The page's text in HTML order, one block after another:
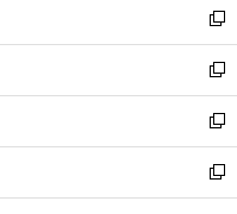
く
で
開
く
ド
ウ
で
開
く
ィ
ン
ド
ウ
で
開
く
い
ウ
ィ
ン
ド
ウ
で
開
新
し
い
ウ
ィ
ン
ド
ウ
新
し
い
ウ
ィ
ン
新
し
い
ウ
新
し